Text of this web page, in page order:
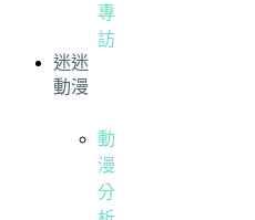
專
訪
迷迷
動漫
動
漫
分